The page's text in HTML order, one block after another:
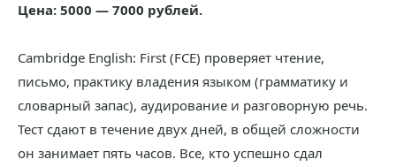
Цена: 5000 — 7000 рублей.
Cambridge English: First (FCE) проверяет чтение,
письмо, практику владения языком (грамматику и
словарный запас), аудирование и разговорную речь.
Тест сдают в течение двух дней, в общей сложности
он занимает пять часов. Все, кто успешно сдал